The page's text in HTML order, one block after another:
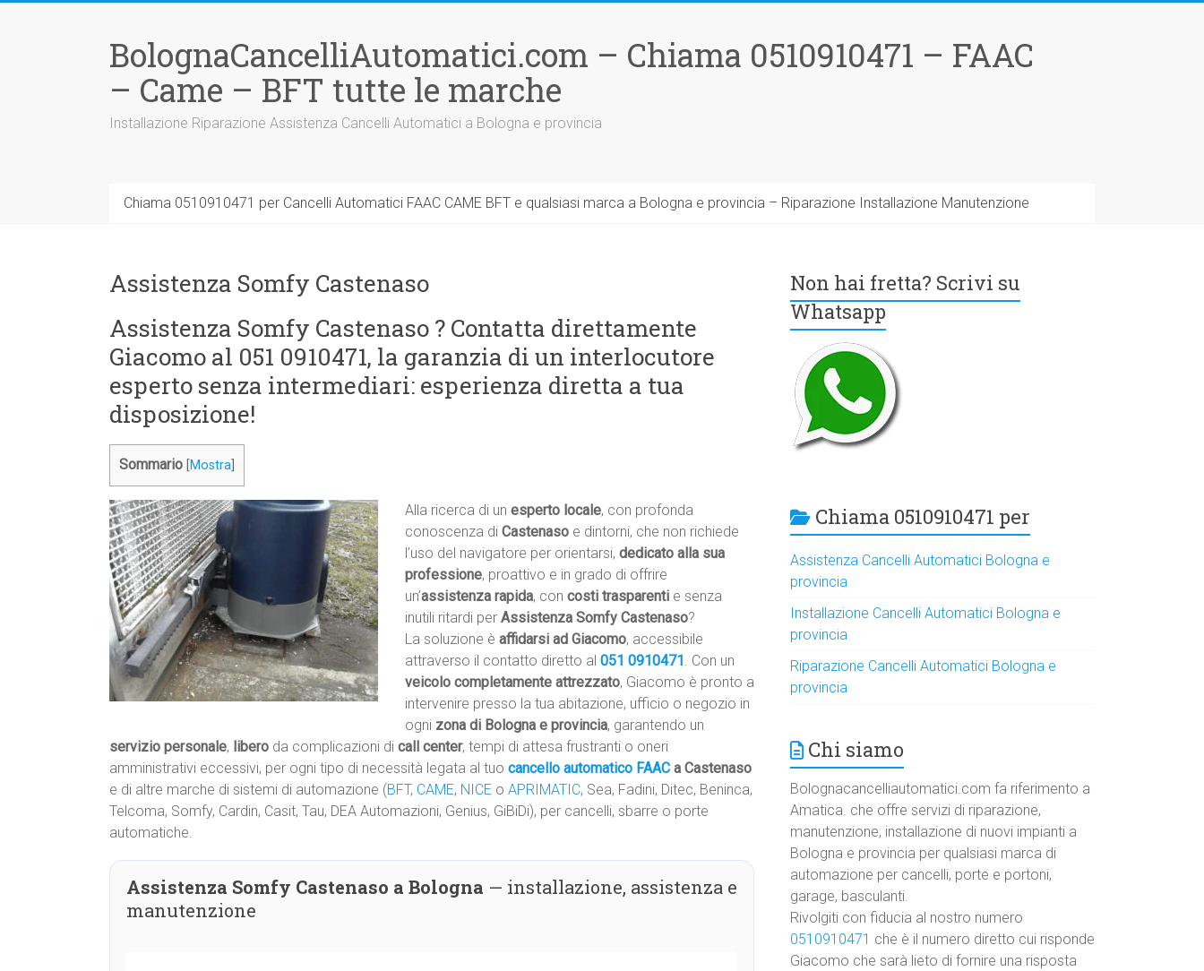
BolognaCancelliAutomatici.com – Chiama 0510910471 – FAAC
– Came – BFT tutte le marche
Installazione Riparazione Assistenza Cancelli Automatici a Bologna e provincia
Chiama 0510910471 per Cancelli Automatici FAAC CAME BFT e qualsiasi marca a Bologna e provincia – Riparazione Installazione Manutenzione
Assistenza Somfy Castenaso
Assistenza Somfy Castenaso ? Contatta direttamente
Giacomo al 051 0910471, la garanzia di un interlocutore
esperto senza intermediari: esperienza diretta a tua
disposizione!
Sommario Mostra
Alla ricerca di un esperto locale, con profonda
conoscenza di Castenaso e dintorni, che non richiede
l’uso del navigatore per orientarsi, dedicato alla sua
professione, proattivo e in grado di offrire
un’assistenza rapida, con costi trasparenti e senza
inutili ritardi per Assistenza Somfy Castenaso?
La soluzione è affidarsi ad Giacomo, accessibile
attraverso il contatto diretto al 051 0910471 . Con un
veicolo completamente attrezzato, Giacomo è pronto a
intervenire presso la tua abitazione, ufficio o negozio in
ogni zona di Bologna e provincia, garantendo un
servizio personale, libero da complicazioni di call center, tempi di attesa frustranti o oneri
amministrativi eccessivi, per ogni tipo di necessità legata al tuo cancello automatico FAAC a Castenaso
e di altre marche di sistemi di automazione (BFT, CAME, NICE o APRIMATIC, Sea, Fadini, Ditec, Beninca,
Telcoma, Somfy, Cardin, Casit, Tau, DEA Automazioni, Genius, GiBiDi), per cancelli, sbarre o porte
automatiche.
Assistenza Somfy Castenaso a Bologna — installazione, assistenza e
manutenzione
Non hai fretta? Scrivi su
Whatsapp
Chiama 0510910471 per
Assistenza Cancelli Automatici Bologna e
provincia
Installazione Cancelli Automatici Bologna e
provincia
Riparazione Cancelli Automatici Bologna e
provincia
Chi siamo
Bolognacancelliautomatici.com fa riferimento a
Amatica. che offre servizi di riparazione,
manutenzione, installazione di nuovi impianti a
Bologna e provincia per qualsiasi marca di
automazione per cancelli, porte e portoni,
garage, basculanti.
Rivolgiti con fiducia al nostro numero
0510910471 che è il numero diretto cui risponde
Giacomo che sarà lieto di fornire una risposta